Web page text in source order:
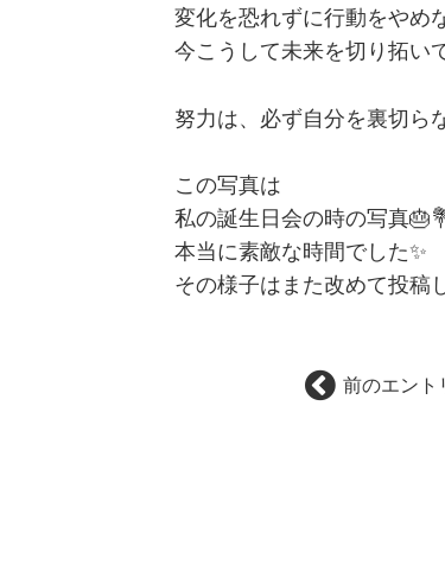
変化を恐れずに行動をやめ
今こうして未来を切り拓い
努力は、必ず自分を裏切ら
この写真は
私の誕生日会の時の写真
本当に素敵な時間でした✨
その様子はまた改めて投稿
前のエント